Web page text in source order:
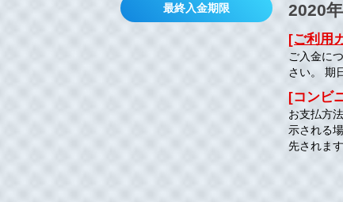
最終入金期限 2020
[ご利用
ご入金に
さい。 期
[コンビ
お支払方
示される
先されま